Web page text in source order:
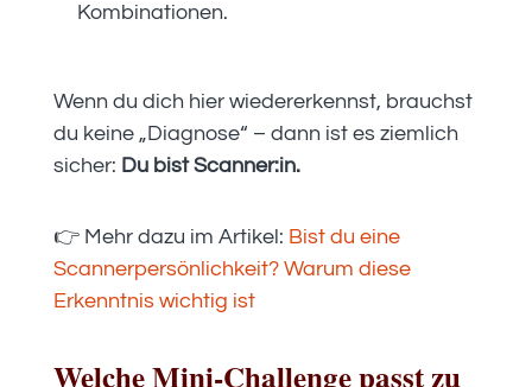
Kombinationen.
Wenn du dich hier wiedererkennst, brauchst
du keine „Diagnose“ – dann ist es ziemlich
sicher: Du bist Scanner:in.
👉 Mehr dazu im Artikel: Bist du eine
Scannerpersönlichkeit? Warum diese
Erkenntnis wichtig ist
Welche Mini-Challenge passt zu